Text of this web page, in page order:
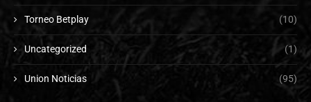
Torneo Betplay (10)
Uncategorized (1)
Union Noticias (95)